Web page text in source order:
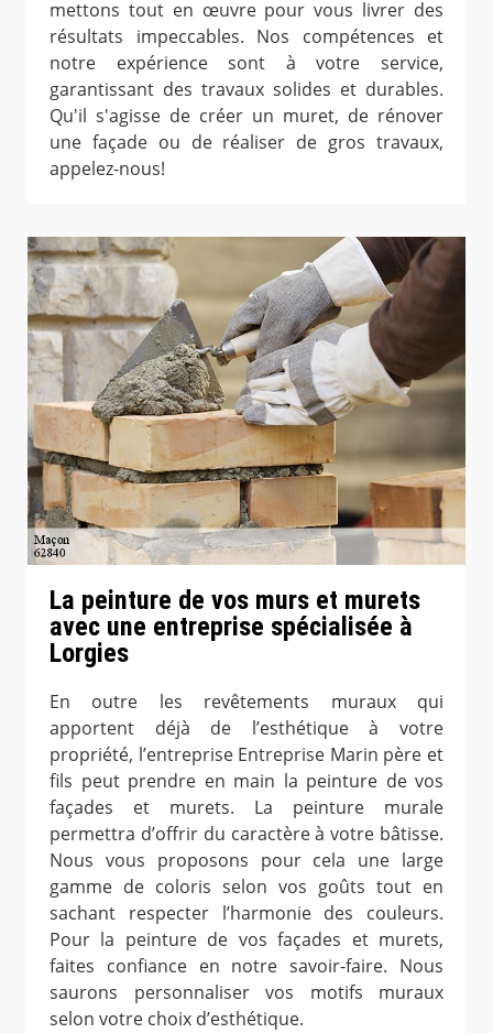
mettons tout en œuvre pour vous livrer des
résultats impeccables. Nos compétences et
notre expérience sont à votre service,
garantissant des travaux solides et durables.
Qu'il s'agisse de créer un muret, de rénover
une façade ou de réaliser de gros travaux,
appelez-nous!
La peinture de vos murs et murets
avec une entreprise spécialisée à
Lorgies
En outre les revêtements muraux qui
apportent déjà de l’esthétique à votre
propriété, l’entreprise Entreprise Marin père et
fils peut prendre en main la peinture de vos
façades et murets. La peinture murale
permettra d’offrir du caractère à votre bâtisse.
Nous vous proposons pour cela une large
gamme de coloris selon vos goûts tout en
sachant respecter l’harmonie des couleurs.
Pour la peinture de vos façades et murets,
faites confiance en notre savoir-faire. Nous
saurons personnaliser vos motifs muraux
selon votre choix d’esthétique.